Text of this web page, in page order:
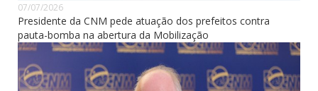
07/07/2026
Presidente da CNM pede atuação dos prefeitos contra
pauta-bomba na abertura da Mobilização